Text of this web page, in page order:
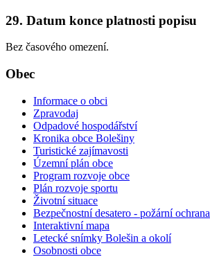
29. Datum konce platnosti popisu
Bez časového omezení.
Obec
Informace o obci
Zpravodaj
Odpadové hospodářství
Kronika obce Bolešiny
Turistické zajímavosti
Územní plán obce
Program rozvoje obce
Plán rozvoje sportu
Životní situace
Bezpečnostní desatero - požární ochrana
Interaktivní mapa
Letecké snímky Bolešin a okolí
Osobnosti obce